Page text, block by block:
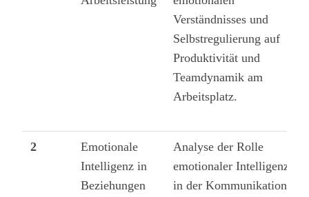
Verständnisses und
Selbstregulierung auf
Produktivität und
Teamdynamik am
Arbeitsplatz.
2
Emotionale
Intelligenz in
Beziehungen
Analyse der Rolle
emotionaler Intelligenz
in der Kommunikation